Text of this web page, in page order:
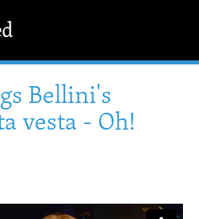
Bellini's
vesta - Oh!